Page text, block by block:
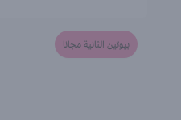
بيوتين الثانية مجانا